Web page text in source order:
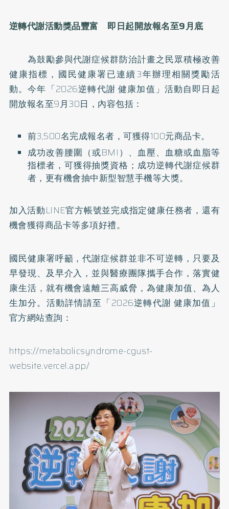
逆轉代謝活動獎品豐富 即日起開放報名至9月底
為鼓勵參與代謝症候群防治計畫之民眾積極改善
健康指標，國民健康署已連續3年辦理相關獎勵活
動。今年「2026逆轉代謝 健康加值」活動自即日起
開放報名至9月30日，內容包括：
前3,500名完成報名者，可獲得100元商品卡。
成功改善腰圍（或BMI）、血壓、血糖或血脂等
指標者，可獲得抽獎資格；成功逆轉代謝症候群
者，更有機會抽中新型智慧手機等大獎。
加入活動LINE官方帳號並完成指定健康任務者，還有
機會獲得商品卡等多項好禮。
國民健康署呼籲，代謝症候群並非不可逆轉，只要及
早發現、及早介入，並與醫療團隊攜手合作，落實健
康生活，就有機會遠離三高威脅，為健康加值、為人
生加分。活動詳情請至「2026逆轉代謝 健康加值」
官方網站查詢：
https://metabolicsyndrome-cgust-
website.vercel.app/